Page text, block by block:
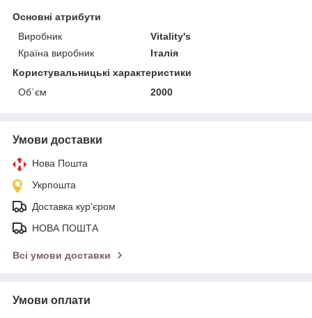
Основні атрибути
Виробник
Vitality's
Країна виробник
Італія
Користувальницькі характеристики
Об`єм
2000
Умови доставки
Нова Пошта
Укрпошта
Доставка кур'єром
НОВА ПОШТА
Всі умови доставки
Умови оплати